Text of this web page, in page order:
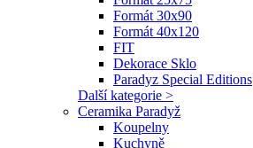
Formát 30x90
Formát 40x120
FIT
Dekorace Sklo
Paradyz Special Editions
Další kategorie >
Ceramika Paradyž
Koupelny
Kuchyně